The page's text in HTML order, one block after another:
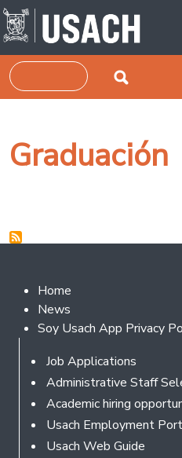
Skip to main content
Search
Graduación
Footer 2
Home
News
Soy Usach App Privacy
Footer
Job Applications
Administrative Staff
Academic hiring
Usach Employment
Usach Web Guide